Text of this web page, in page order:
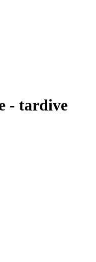
- tardive